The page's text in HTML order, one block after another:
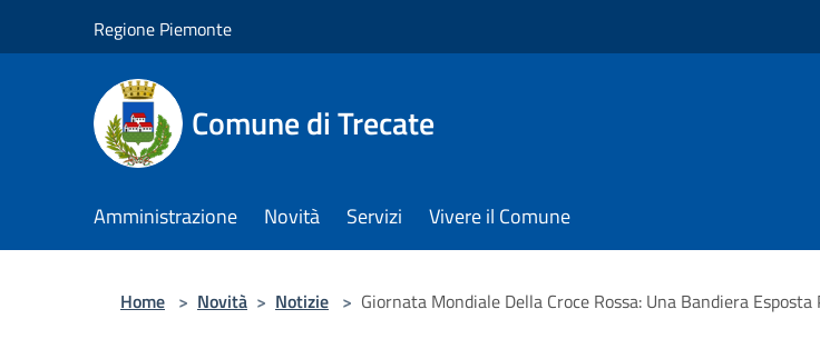
Regione Piemonte
Comune di Trecate
Amministrazione Novità Servizi Vivere il Comune
Home > Novità > Notizie > Giornata Mondiale Della Croce Rossa: Una Bandiera